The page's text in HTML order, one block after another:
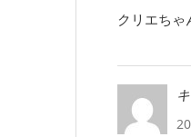
クリエちゃ